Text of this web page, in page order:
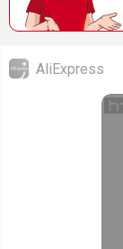
AliExpress